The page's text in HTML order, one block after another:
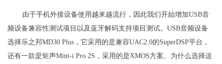
由于手机外接设备使用越来越流行，因此我们开始增加USB音
频设备兼容性测试项目以及蓝牙解码支持项目测试。USB音频设备
选择乐之邦MD30 Plus，它采用的是兼容UAC2.0的SuperDSP平台，
还有一款是矩声Mini-i Pro 2S，采用的是XMOS方案。为什么选择这